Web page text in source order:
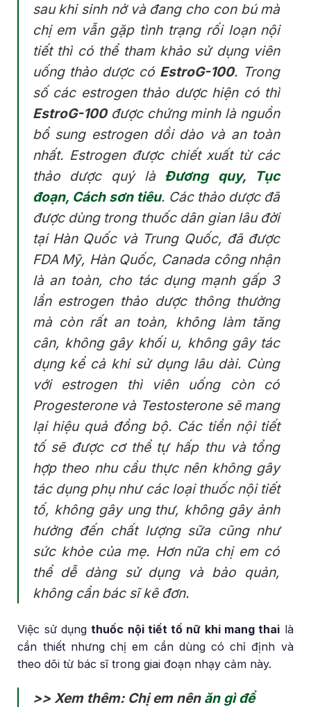
sau khi sinh nở và đang cho con bú mà
chị em vẫn gặp tình trạng rối loạn nội
tiết thì có thể tham khảo sử dụng viên
uống thảo dược có EstroG-100. Trong
số các estrogen thảo dược hiện có thì
EstroG-100được chứng minh là nguồn
bổ sung estrogen dồi dào và an toàn
nhất. Estrogen được chiết xuất từ các
thảo dược quý là Đương quy, Tục
đoạn, Cách sơn tiêu. Các thảo dược đã
được dùng trong thuốc dân gian lâu đời
tại Hàn Quốc và Trung Quốc, đã được
FDA Mỹ, Hàn Quốc, Canada công nhận
là an toàn, cho tác dụng mạnh gấp 3
lần estrogen thảo dược thông thường
mà còn rất an toàn, không làm tăng
cân, không gây khối u, không gây tác
dụng kể cả khi sử dụng lâu dài. Cùng
với estrogen thì viên uống còn có
Progesterone và Testosterone sẽ mang
lại hiệu quả đồng bộ. Các tiền nội tiết
tố sẽ được cơ thể tự hấp thu và tổng
hợp theo nhu cầu thực nên không gây
tác dụng phụ như các loại thuốc nội tiết
tố, không gây ung thư, không gây ảnh
hưởng đến chất lượng sữa cũng như
sức khỏe của mẹ. Hơn nữa chị em có
thể dễ dàng sử dụng và bảo quản,
không cần bác sĩ kê đơn.
Việc sử dụngthuốc nội tiết tố nữ khi mang thai là
cần thiết nhưng chị em cần dùng có chỉ định và
theo dõi từ bác sĩ trong giai đoạn nhạy cảm này.
>> Xem thêm: Chị em nên ăn gì để